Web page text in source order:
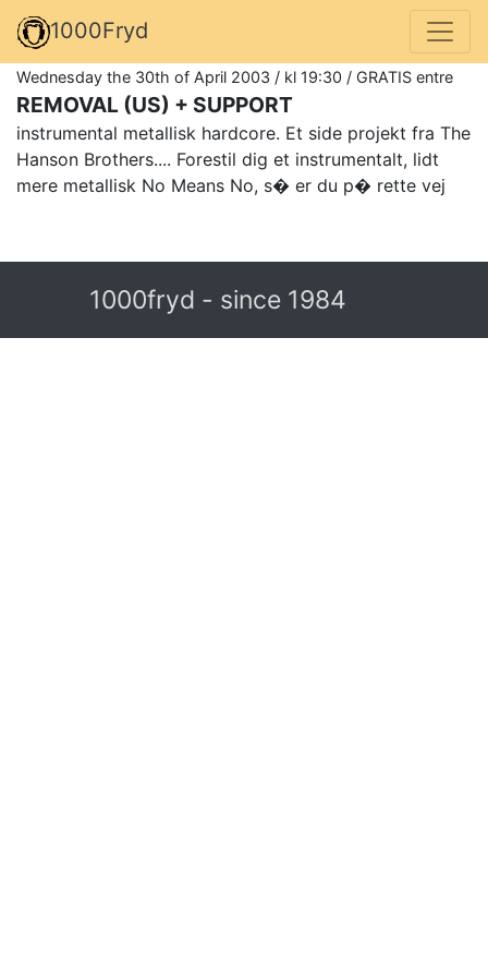
1000Fryd
Wednesday the 30th of April 2003 / kl 19:30 / GRATIS entre
REMOVAL (US) + SUPPORT
instrumental metallisk hardcore. Et side projekt fra The
Hanson Brothers.... Forestil dig et instrumentalt, lidt
mere metallisk No Means No, s� er du p� rette vej
1000fryd - since 1984